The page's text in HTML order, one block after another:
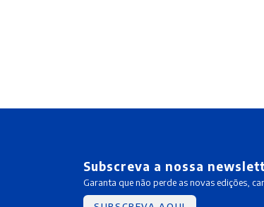
Subscreva a nossa
Garanta que não perde as novas edições,